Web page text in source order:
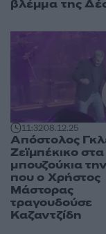
βλέμμα της
11:3208.12.25
Απόστολος
Ζεϊμπέκικο στα
μπουζούκια
που ο Χρήστος
Μάστορας
τραγουδούσε
Καζαντζίδη